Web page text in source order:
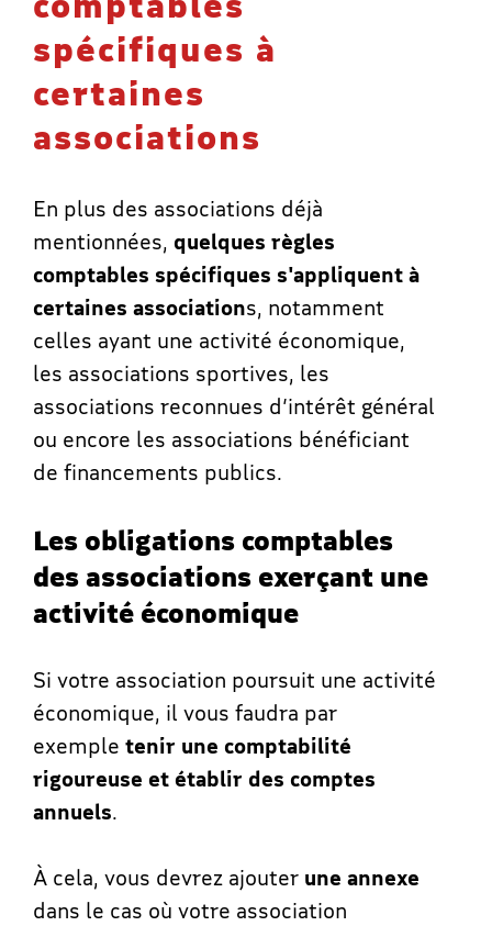
spécifiques à
certaines
associations
En plus des associations déjà
mentionnées, quelques règles
comptables spécifiques s'appliquent à
certaines associations, notamment
celles ayant une activité économique,
les associations sportives, les
associations reconnues d’intérêt général
ou encore les associations bénéficiant
de financements publics.
Les obligations comptables
des associations exerçant une
activité économique
Si votre association poursuit une activité
économique, il vous faudra par
exemple tenir une comptabilité
rigoureuse et établir des comptes
annuels.
À cela, vous devrez ajouter une annexe
dans le cas où votre association